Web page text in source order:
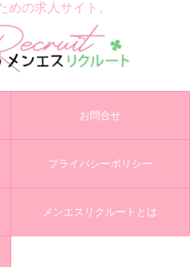
めの求人サイト。
お問合せ
プライバシーポリシー
メンエスリクルートとは